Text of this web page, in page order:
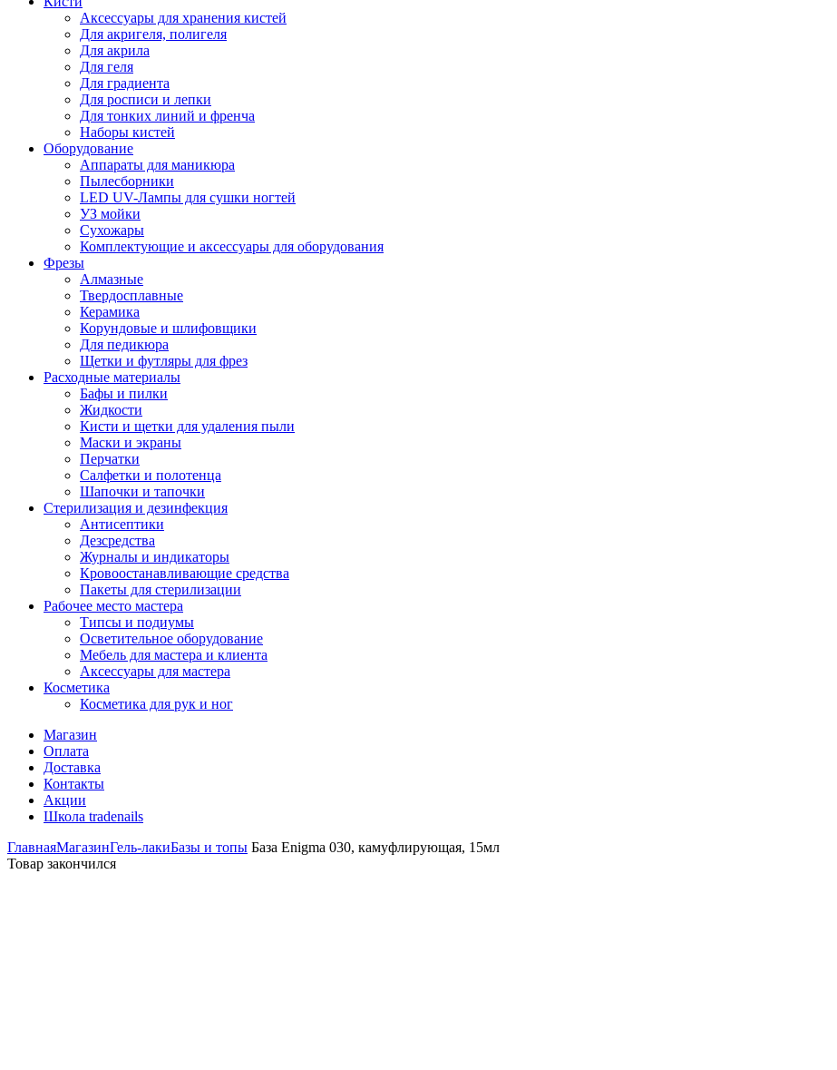
Аксессуары для хранения кистей
Для акригеля, полигеля
Для акрила
Для геля
Для градиента
Для росписи и лепки
Для тонких линий и френча
Наборы кистей
Оборудование
Аппараты для маникюра
Пылесборники
LED UV-Лампы для сушки ногтей
УЗ мойки
Сухожары
Комплектующие и аксессуары для оборудования
Фрезы
Алмазные
Твердосплавные
Керамика
Корундовые и шлифовщики
Для педикюра
Щетки и футляры для фрез
Расходные материалы
Бафы и пилки
Жидкости
Кисти и щетки для удаления пыли
Маски и экраны
Перчатки
Салфетки и полотенца
Шапочки и тапочки
Стерилизация и дезинфекция
Антисептики
Дезсредства
Журналы и индикаторы
Кровоостанавливающие средства
Пакеты для стерилизации
Рабочее место мастера
Типсы и подиумы
Осветительное оборудование
Мебель для мастера и клиента
Аксессуары для мастера
Косметика
Косметика для рук и ног
Магазин
Оплата
Доставка
Контакты
Акции
Школа tradenails
ГлавнаяМагазинГель-лакиБазы и топы База Enigma 030, камуфлирующая, 15мл
Товар закончился